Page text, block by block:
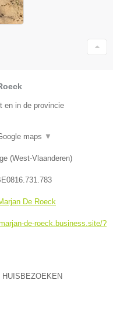
en in de provincie
maps ▼
(West-Vlaanderen)
De Roeck
de-roeck.business.site/?